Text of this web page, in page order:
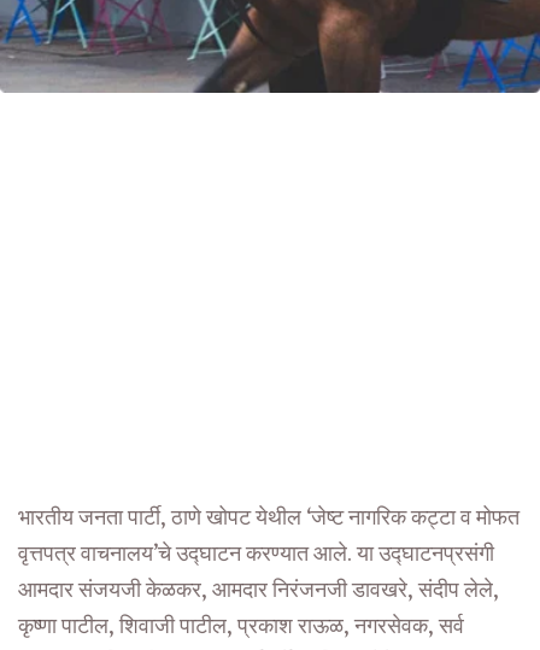
भारतीय जनता पार्टी, ठाणे खोपट येथील ‘जेष्ट नागरिक कट्टा व मोफत
वृत्तपत्र वाचनालय’चे उद्घाटन करण्यात आले. या उद्घाटनप्रसंगी
आमदार संजयजी केळकर, आमदार निरंजनजी डावखरे, संदीप लेले,
कृष्णा पाटील, शिवाजी पाटील, प्रकाश राऊळ, नगरसेवक, सर्व